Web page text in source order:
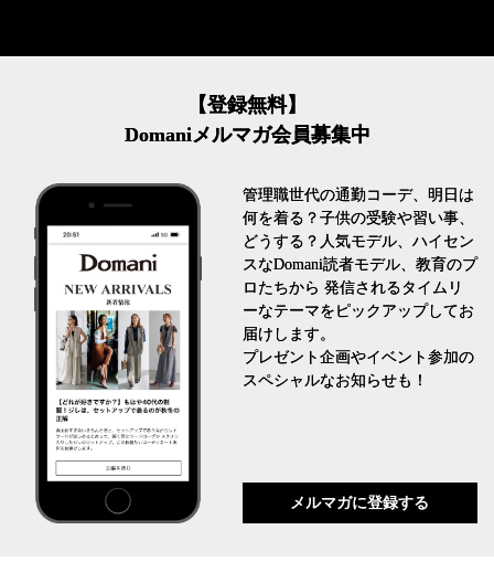
【登録無料】
Domaniメルマガ会員募集中
管理職世代の通勤コーデ、明日は
何を着る？子供の受験や習い事、
どうする？人気モデル、ハイセン
スなDomani読者モデル、教育のプ
ロたちから 発信されるタイムリ
ーなテーマをピックアップしてお
届けします。
プレゼント企画やイベント参加の
スペシャルなお知らせも！
メルマガに登録する